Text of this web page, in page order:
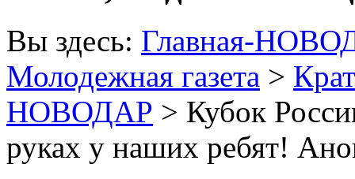
Вы здесь: Главная-
Молодежная газета >
НОВОДАР > Кубок
руках у наших ребят!